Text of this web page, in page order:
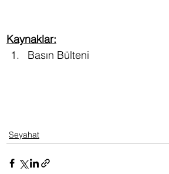
Kaynaklar:
Basın Bülteni
Seyahat